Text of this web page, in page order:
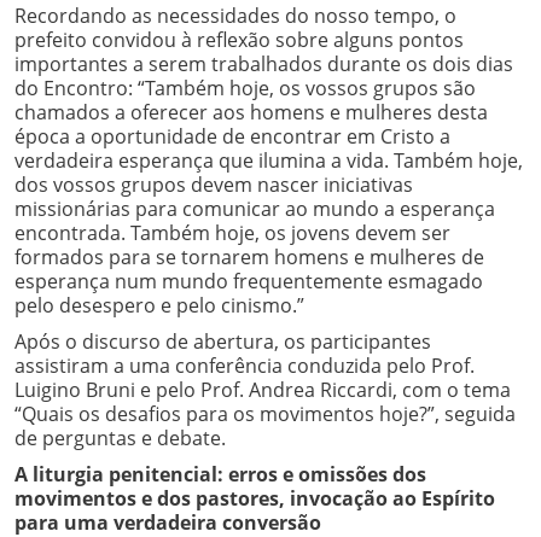
Recordando as necessidades do nosso tempo, o
prefeito convidou à reflexão sobre alguns pontos
importantes a serem trabalhados durante os dois dias
do Encontro: “Também hoje, os vossos grupos são
chamados a oferecer aos homens e mulheres desta
época a oportunidade de encontrar em Cristo a
verdadeira esperança que ilumina a vida. Também hoje,
dos vossos grupos devem nascer iniciativas
missionárias para comunicar ao mundo a esperança
encontrada. Também hoje, os jovens devem ser
formados para se tornarem homens e mulheres de
esperança num mundo frequentemente esmagado
pelo desespero e pelo cinismo.”
Após o discurso de abertura, os participantes
assistiram a uma conferência conduzida pelo Prof.
Luigino Bruni e pelo Prof. Andrea Riccardi, com o tema
“Quais os desafios para os movimentos hoje?”, seguida
de perguntas e debate.
A liturgia penitencial: erros e omissões dos
movimentos e dos pastores, invocação ao Espírito
para uma verdadeira conversão